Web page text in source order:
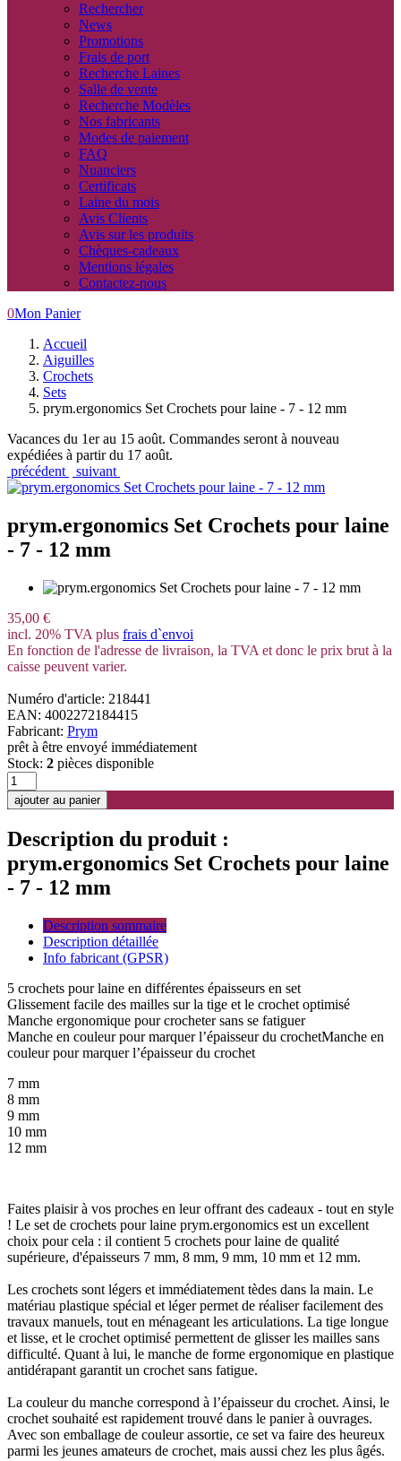
Rechercher
News
Promotions
Frais de port
Recherche Laines
Salle de vente
Recherche Modèles
Nos fabricants
Modes de paiement
FAQ
Nuanciers
Certificats
Laine du mois
Avis Clients
Avis sur les produits
Chèques-cadeaux
Mentions légales
Contactez-nous
0Mon Panier
Accueil
Aiguilles
Crochets
Sets
prym.ergonomics Set Crochets pour laine - 7 - 12 mm
Vacances du 1er au 15 août. Commandes seront à nouveau
expédiées à partir du 17 août.
précédent
suivant
prym.ergonomics Set Crochets pour laine
- 7 - 12 mm
35,00 €
incl. 20% TVA plus frais d`envoi
En fonction de l'adresse de livraison, la TVA et donc le prix brut à la
caisse peuvent varier.
Numéro d'article: 218441
EAN: 4002272184415
Fabricant: Prym
prêt à être envoyé immédiatement
Stock: 2 pièces disponible
Description du produit :
prym.ergonomics Set Crochets pour laine
- 7 - 12 mm
Description sommaire
Description détaillée
Info fabricant (GPSR)
5 crochets pour laine en différentes épaisseurs en set
Glissement facile des mailles sur la tige et le crochet optimisé
Manche ergonomique pour crocheter sans se fatiguer
Manche en couleur pour marquer l’épaisseur du crochetManche en
couleur pour marquer l’épaisseur du crochet
7 mm
8 mm
9 mm
10 mm
12 mm
Faites plaisir à vos proches en leur offrant des cadeaux - tout en style
! Le set de crochets pour laine prym.ergonomics est un excellent
choix pour cela : il contient 5 crochets pour laine de qualité
supérieure, d'épaisseurs 7 mm, 8 mm, 9 mm, 10 mm et 12 mm.
Les crochets sont légers et immédiatement tèdes dans la main. Le
matériau plastique spécial et léger permet de réaliser facilement des
travaux manuels, tout en ménageant les articulations. La tige longue
et lisse, et le crochet optimisé permettent de glisser les mailles sans
difficulté. Quant à lui, le manche de forme ergonomique en plastique
antidérapant garantit un crochet sans fatigue.
La couleur du manche correspond à l’épaisseur du crochet. Ainsi, le
crochet souhaité est rapidement trouvé dans le panier à ouvrages.
Avec son emballage de couleur assortie, ce set va faire des heureux
parmi les jeunes amateurs de crochet, mais aussi chez les plus âgés.